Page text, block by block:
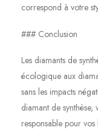
correspond à votre
### Conclusion
Les diamants de
écologique aux
sans les impacts
diamant de
responsable pour